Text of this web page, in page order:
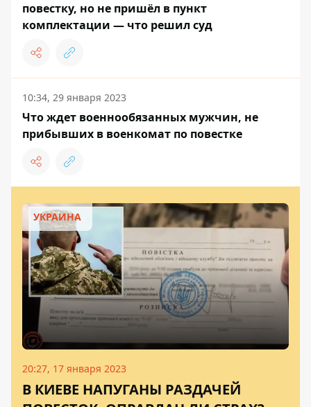
повестку, но не пришёл в пункт
комплектации — что решил суд
10:34, 29 января 2023
Что ждет военнообязанных мужчин, не
прибывших в военкомат по повестке
УКРАИНА
20:27, 17 января 2023
В КИЕВЕ НАПУГАНЫ РАЗДАЧЕЙ